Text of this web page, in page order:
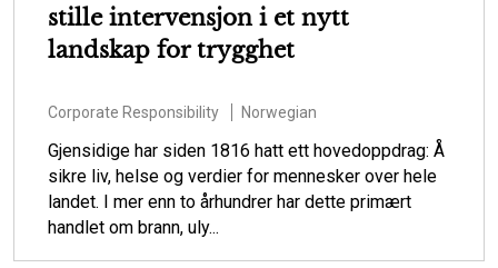
stille intervensjon i et nytt
landskap for trygghet
Corporate Responsibility Norwegian
Gjensidige har siden 1816 hatt ett hovedoppdrag: Å
sikre liv, helse og verdier for mennesker over hele
landet. I mer enn to århundrer har dette primært
handlet om brann, uly...